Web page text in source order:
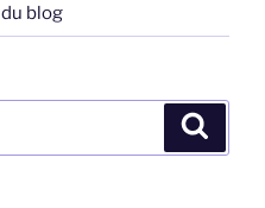
blog